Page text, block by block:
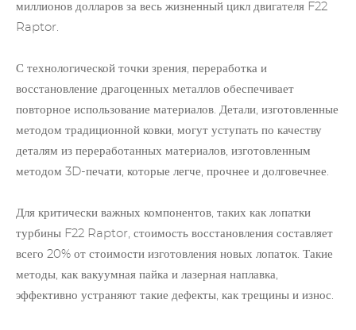
миллионов долларов за весь жизненный цикл двигателя F22
Raptor.
С технологической точки зрения, переработка и
восстановление драгоценных металлов обеспечивает
повторное использование материалов. Детали, изготовленные
методом традиционной ковки, могут уступать по качеству
деталям из переработанных материалов, изготовленным
методом 3D-печати, которые легче, прочнее и долговечнее.
Для критически важных компонентов, таких как лопатки
турбины F22 Raptor, стоимость восстановления составляет
всего 20% от стоимости изготовления новых лопаток. Такие
методы, как вакуумная пайка и лазерная наплавка,
эффективно устраняют такие дефекты, как трещины и износ.